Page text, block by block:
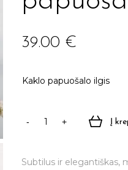
39.00 €
Kaklo papuošalo ilgis
produkto
Į
Subtilus ir elegantiškas,